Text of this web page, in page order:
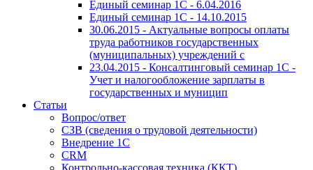
Единый семинар 1С - 6.04.2016
Единый семинар 1С - 14.10.2015
30.06.2015 - Актуальные вопросы оплаты
труда работников государственных
(муниципальных) учреждений с
23.04.2015 - Консалтинговый семинар 1С -
Учет и налогообложение зарплаты в
государственных и муницип
Статьи
Вопрос/ответ
СЗВ (сведения о трудовой деятельности)
Внедрение 1С
CRM
Контрольно-кассовая техника (ККТ)